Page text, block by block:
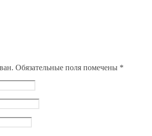
Обязательные поля помечены *